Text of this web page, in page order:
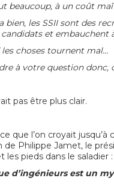
beaucoup, à un coût
bien, les SSII sont des
et embauchent
les choses tournent mal…
à votre question donc,
pas être plus clair.
que l’on croyait
de Philippe Jamet, le
les pieds dans le saladier :
d’ingénieurs est un